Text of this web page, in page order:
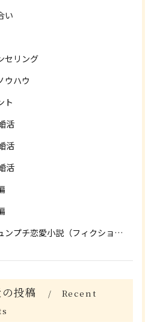
い
セリング
ウハウ
ト
活
活
活
プチ恋愛小説（フィクション）
投稿
Recent